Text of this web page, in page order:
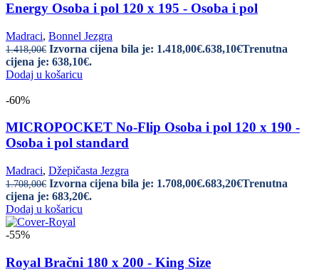
Energy Osoba i pol 120 x 195 - Osoba i pol
Madraci, Bonnel Jezgra
1.418,00€ Izvorna cijena bila je: 1.418,00€.638,10€Trenutna
cijena je: 638,10€.
Dodaj u košaricu
-60%
MICROPOCKET No-Flip Osoba i pol 120 x 190 -
Osoba i pol standard
Madraci, Džepičasta Jezgra
1.708,00€ Izvorna cijena bila je: 1.708,00€.683,20€Trenutna
cijena je: 683,20€.
Dodaj u košaricu
-55%
Royal Bračni 180 x 200 - King Size